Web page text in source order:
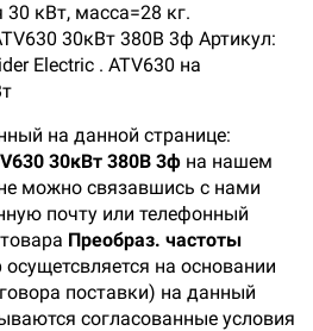
кВт, масса=28 кг.
30кВт 380В 3ф Артикул:
Electric . ATV630 на
на данной странице:
30кВт 380В 3ф на нашем
можно связавшись с нами
почту или телефонный
Преобраз. частоты
осущетсвляется на основании
поставки) на данный
согласованные условия